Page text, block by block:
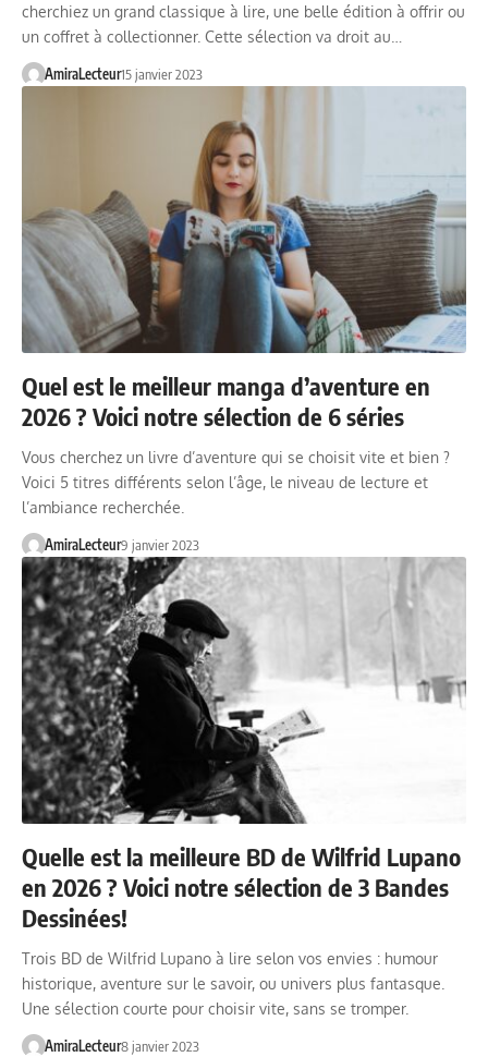
cherchiez un grand classique à lire, une belle édition à offrir ou
un coffret à collectionner. Cette sélection va droit au…
AmiraLecteur15 janvier 2023
Quel est le meilleur manga d’aventure en
2026 ? Voici notre sélection de 6 séries
Vous cherchez un livre d’aventure qui se choisit vite et bien ?
Voici 5 titres différents selon l’âge, le niveau de lecture et
l’ambiance recherchée.
AmiraLecteur9 janvier 2023
Quelle est la meilleure BD de Wilfrid Lupano
en 2026 ? Voici notre sélection de 3 Bandes
Dessinées!
Trois BD de Wilfrid Lupano à lire selon vos envies : humour
historique, aventure sur le savoir, ou univers plus fantasque.
Une sélection courte pour choisir vite, sans se tromper.
AmiraLecteur8 janvier 2023